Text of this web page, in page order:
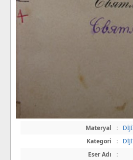
Materyal :
Kategori
:
Eser Adı
: